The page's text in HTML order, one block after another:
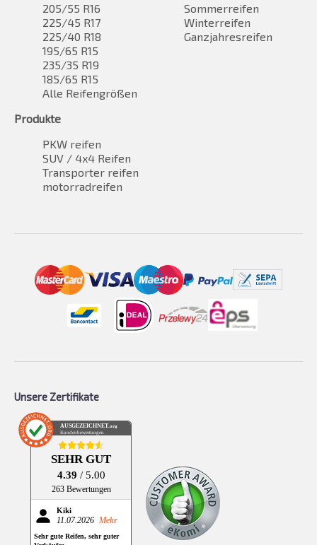
205/55 R16
225/45 R17
225/40 R18
195/65 R15
235/35 R19
185/65 R15
Alle Reifengrößen
Sommerreifen
Winterreifen
Ganzjahresreifen
Produkte
PKW reifen
SUV / 4x4 Reifen
Transporter reifen
motorradreifen
Unsere Zertifikate
AUSGEZEICHNET.org
Kundenbewertungen
SEHR GUT
4.39 / 5.00
263 Bewertungen
Kiki
11.07.2026 Mehr
Sehr gute Reifen, sehr guter